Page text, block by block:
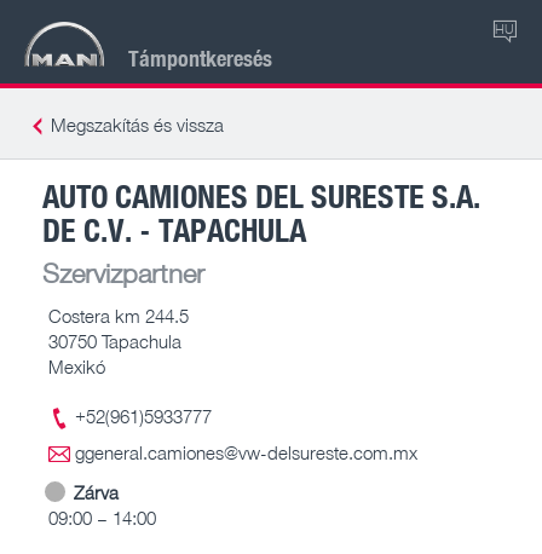
Támpontkeresés
HU
Megszakítás és vissza
AUTO CAMIONES DEL SURESTE S.A.
DE C.V. - TAPACHULA
Szervizpartner
Costera km 244.5
30750 Tapachula
Mexikó
+52(961)5933777
ggeneral.camiones@vw-delsureste.com.mx
Zárva
09:00 – 14:00